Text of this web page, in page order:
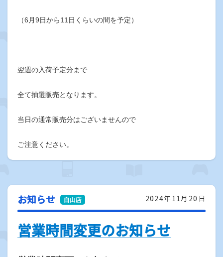
（6月9日から11日くらいの間を予定）
翌週の入荷予定分まで
全て抽選販売となります。
当日の通常販売分はございませんので
ご注意ください。
2024年11月20日
お知らせ
営業時間変更のお知らせ